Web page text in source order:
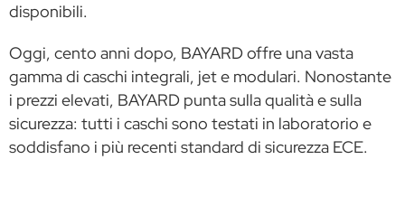
disponibili.
Oggi, cento anni dopo, BAYARD offre una vasta
gamma di caschi integrali, jet e modulari. Nonostante
i prezzi elevati, BAYARD punta sulla qualità e sulla
sicurezza: tutti i caschi sono testati in laboratorio e
soddisfano i più recenti standard di sicurezza ECE.